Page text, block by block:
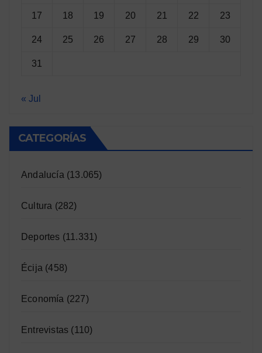
17 18 19 20 21 22 23
24 25 26 27 28 29 30
31
« Jul
CATEGORÍAS
Andalucía (13.065)
Cultura (282)
Deportes (11.331)
Écija (458)
Economía (227)
Entrevistas (110)